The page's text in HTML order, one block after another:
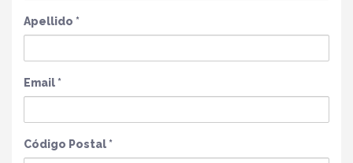
Apellido *
Email*
Código Postal*